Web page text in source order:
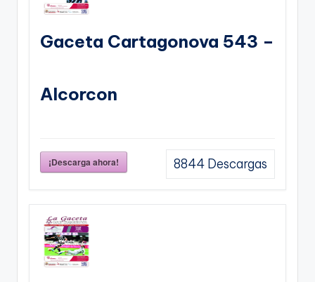
Gaceta Cartagonova 543 –
Alcorcon
¡Descarga ahora! 8844 Descargas